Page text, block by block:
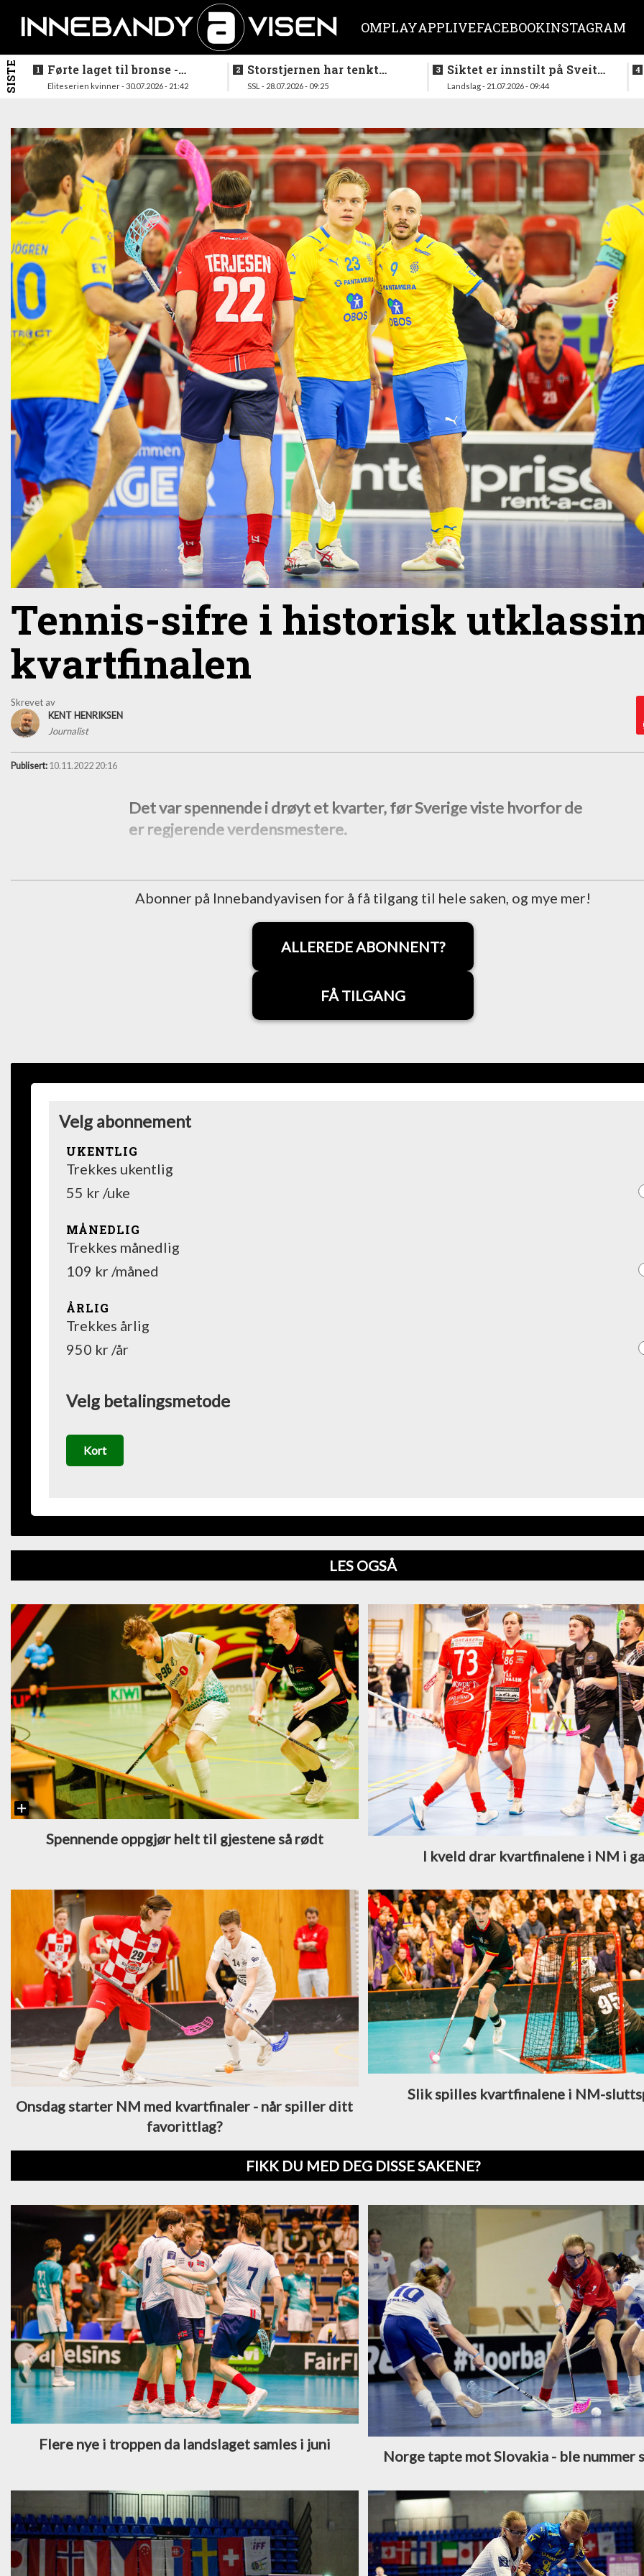
OMPLAYAPPLIVEFACEBOOKINSTAGRAM
SISTE
Førte laget til bronse -
trenerduoen ferdige i
Eliteserien kvinner - 30.07.2026 - 21:42
Storstjernen har tenkt
ferdig - legger køllen på
SSL - 28.07.2026 - 09:25
Siktet er innstilt på Sveits
i mai
Landslag - 21.07.2026 - 09:44
Tennis-sifre i historisk
kvartfinalen
Skrevet av
KENT HENRIKSEN
Journalist
Publisert: 10.11.2022 20:16
Det var spennende i drøyt et kvarter, før Sverige viste hvorfor de
er regjerende verdensmestere.
Abonner på Innebandyavisen for å få tilgang til hele saken, og mye mer!
ALLEREDE ABONNENT?
FÅ TILGANG
Velg abonnement
UKENTLIG
Trekkes ukentlig
55 kr /uke
MÅNEDLIG
Trekkes månedlig
109 kr /måned
ÅRLIG
Trekkes årlig
950 kr /år
Velg betalingsmetode
Kort
LES OGSÅ
Spennende oppgjør helt til gjestene så rødt
I kveld drar kvartfinalene i NM i
Onsdag starter NM med kvartfinaler - når spiller ditt
favorittlag?
Slik spilles kvartfinalene i NM-
FIKK DU MED DEG DISSE SAKENE?
Flere nye i troppen da landslaget samles i juni
Norge tapte mot Slovakia - ble nummer